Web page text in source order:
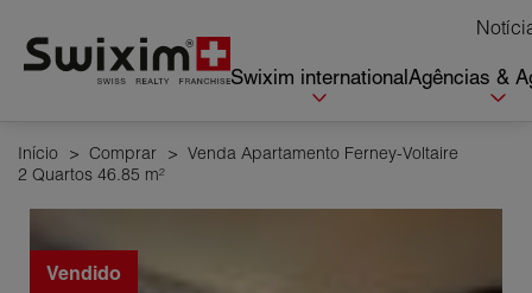
Swixim internationalAgências &
Início > Comprar > Venda Apartamento Ferney-Voltaire
2 Quartos 46.85 m²
Vendido